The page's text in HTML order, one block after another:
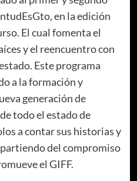
en la edición
El cual fomenta el
y el reencuentro con
Este programa
a la formación y
generación de
todo el estado de
a contar sus historias y
del compromiso
el GIFF.